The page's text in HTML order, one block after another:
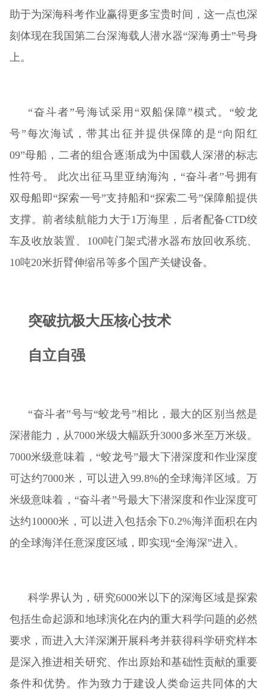
助于为深海科考作业赢得更多宝贵时间，这一点也深
刻体现在我国第二台深海载人潜水器“深海勇士”号身
上。
“奋斗者”号海试采用“双船保障”模式。“蛟龙
号”每次海试，带其出征并提供保障的是“向阳红
09”母船，二者的组合逐渐成为中国载人深潜的标志
性符号。 此次出征马里亚纳海沟，“奋斗者”号拥有
双母船即“探索一号”支持船和“探索二号”保障船提供
支撑。前者续航能力大于1万海里，后者配备CTD绞
车及收放装置、100吨门架式潜水器布放回收系统、
10吨20米折臂伸缩吊等多个国产关键设备。
突破抗极大压核心技术
自立自强
“奋斗者”号与“蛟龙号”相比，最大的区别当然是
深潜能力，从7000米级大幅跃升3000多米至万米级。
7000米级意味着，“蛟龙号”最大下潜深度和作业深度
可达约7000米，可以进入99.8%的全球海洋区域。万
米级意味着，“奋斗者”号最大下潜深度和作业深度可
达约10000米，可以进入包括余下0.2%海洋面积在内
的全球海洋任意深度区域，即实现“全海深”进入。
科学界认为，研究6000米以下的深海区域是探索
包括生命起源和地球演化在内的重大科学问题的必然
要求，而进入大洋深渊开展科考并获得科学研究样本
是深入推进相关研究、作出原始和基础性贡献的重要
条件和优势。作为致力于建设人类命运共同体的大